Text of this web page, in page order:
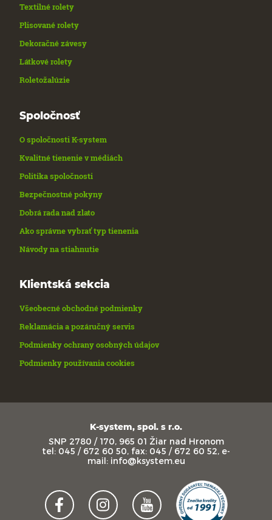
Textilné rolety
Plisované rolety
Dekoračné závesy
Látkové rolety
Roletožalúzie
Spoločnosť
O spoločnosti K-system
Kvalitné tienenie v médiách
Politika spoločnosti
Bezpečnostné pokyny
Dobrá rada nad zlato
Ako správne vybrať typ tienenia
Návody na stiahnutie
Klientská sekcia
Všeobecné obchodné podmienky
Reklamácia a pozáručný servis
Podmienky ochrany osobných údajov
Podmienky používania cookies
K-system, spol. s r.o.
SNP 2780 / 170, 965 01 Žiar nad Hronom
tel: 045 / 672 60 50, fax: 045 / 672 60 52, e-
mail: info@ksystem.eu